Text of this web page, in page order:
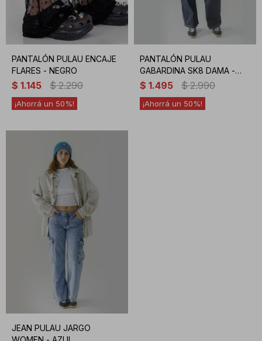
PANTALÓN PULAU ENCAJE
FLARES - NEGRO
$ 1.145 $ 2.290
50
PANTALÓN PULAU
GABARDINA SK8 DAMA -
NEGRO
$ 1.495 $ 2.990
50
JEAN PULAU JARGO